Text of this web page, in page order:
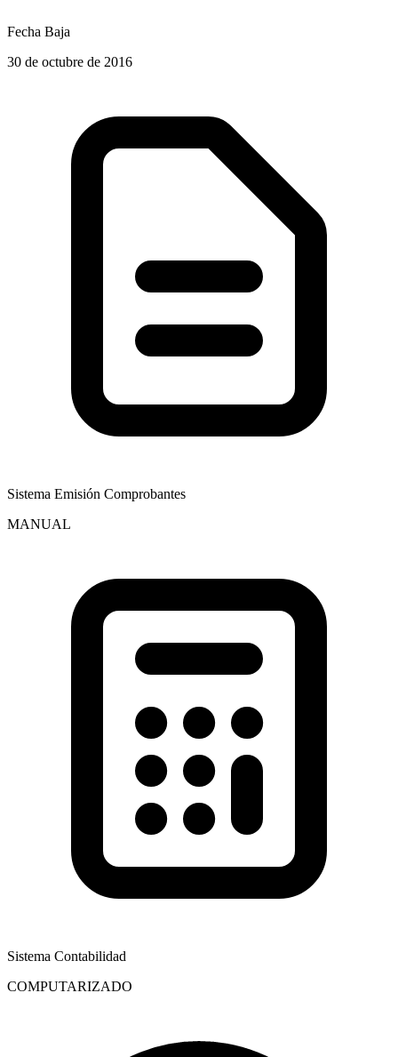
Fecha Baja
30 de octubre de 2016
Sistema Emisión Comprobantes
MANUAL
Sistema Contabilidad
COMPUTARIZADO